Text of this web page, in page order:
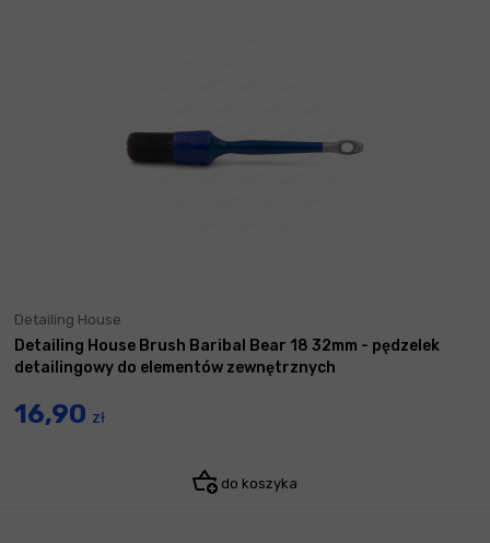
Detailing House
Detailing House Brush Baribal Bear 18 32mm - pędzelek
detailingowy do elementów zewnętrznych
16,90 zł
do koszyka